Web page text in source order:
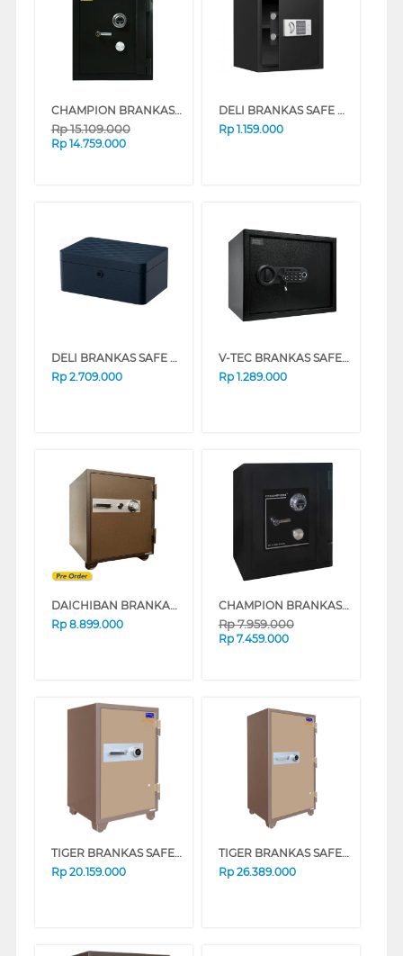
CHAMPION BRANKAS SAFE BOX NORMAN 2
Rp15.109.000
Rp 14.759.000
DELI BRANKAS SAFE BOX DELI_ET524
Rp 1.159.000
DELI BRANKAS SAFE BOX AE205 FINGER BLUE
Rp 2.709.000
V-TEC BRANKAS SAFE BOX VT-SDB_30ESF
Rp 1.289.000
DAICHIBAN BRANKAS DS-65 WITHOUT ALARM
Rp 8.899.000
CHAMPION BRANKAS SAFE BOX BLAZER 2
Rp7.959.000
Rp 7.459.000
TIGER BRANKAS SAFE BOX TIGER_DS802A_ALARM
Rp 20.159.000
TIGER BRANKAS SAFE BOX TIGER_DS-805A_ALRM
Rp 26.389.000